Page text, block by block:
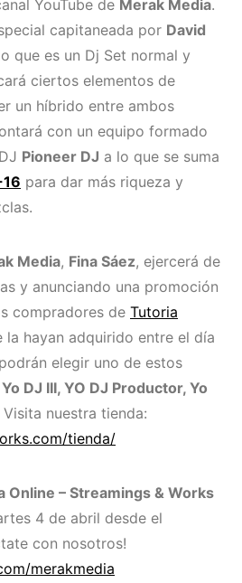
YouTube de Merak Media.
capitaneada por David
que es un Dj Set normal y
ciertos elementos de
un híbrido entre ambos
con un equipo formado
Pioneer DJ a lo que se suma
para dar más riqueza y
Media, Fina Sáez, ejercerá de
y anunciando una promoción
compradores de Tutoria
la hayan adquirido entre el día
elegir uno de estos
Yo DJ III, YO DJ Productor, Yo
Visita nuestra tienda:
tienda/
Online – Streamings & Works
4 de abril desde el
con nosotros!
merakmedia